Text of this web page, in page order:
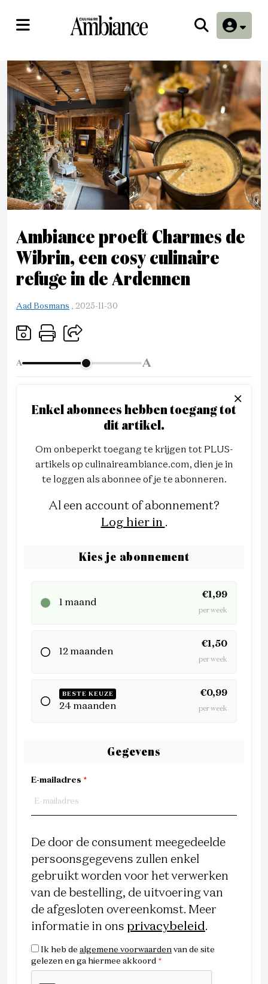
Ambiance proeft Charmes de
Wibrin, een cosy culinaire
refuge in de Ardennen
Aad Bosmans , 2025-11-30
A A
Enkel abonnees hebben toegang tot
dit artikel.
Om onbeperkt toegang te krijgen tot PLUS-
artikels op culinaireambiance.com, dien je in
te loggen als abonnee of je te abonneren.
Al een account of abonnement?
Log hier in .
Kies je abonnement
1 maand
€1,99
per week
12 maanden
€1,50
per week
BESTE KEUZE
24 maanden
€0,99
per week
Gegevens
E-mailadres *
De door de consument meegedeelde
persoonsgegevens zullen enkel
gebruikt worden voor het verwerken
van de bestelling, de uitvoering van
de afgesloten overeenkomst. Meer
informatie in ons privacybeleid.
Ik heb de algemene voorwaarden van de site
gelezen en ga hiermee akkoord *